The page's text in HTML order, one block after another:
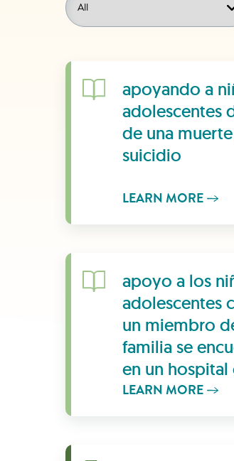
Learn Moreapoyando a
adolescentes
de una
suicidio
LEARN MORE
Learn Moreapoyo a los
adolescentes
un miembro
familia se
en un hospital
LEARN MORE